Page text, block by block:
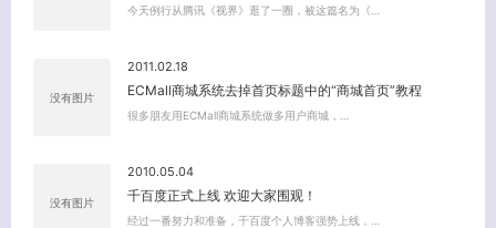
今天例行从腾讯《视界》逛了一圈，被这篇名为《…
没有图片
2011.02.18
ECMall商城系统去掉首页标题中的“商城首页”教程
很多朋友用ECMall商城系统做多用户商城，…
没有图片
2010.05.04
千百度正式上线 欢迎大家围观！
经过一番努力和准备，千百度个人博客强势上线，…